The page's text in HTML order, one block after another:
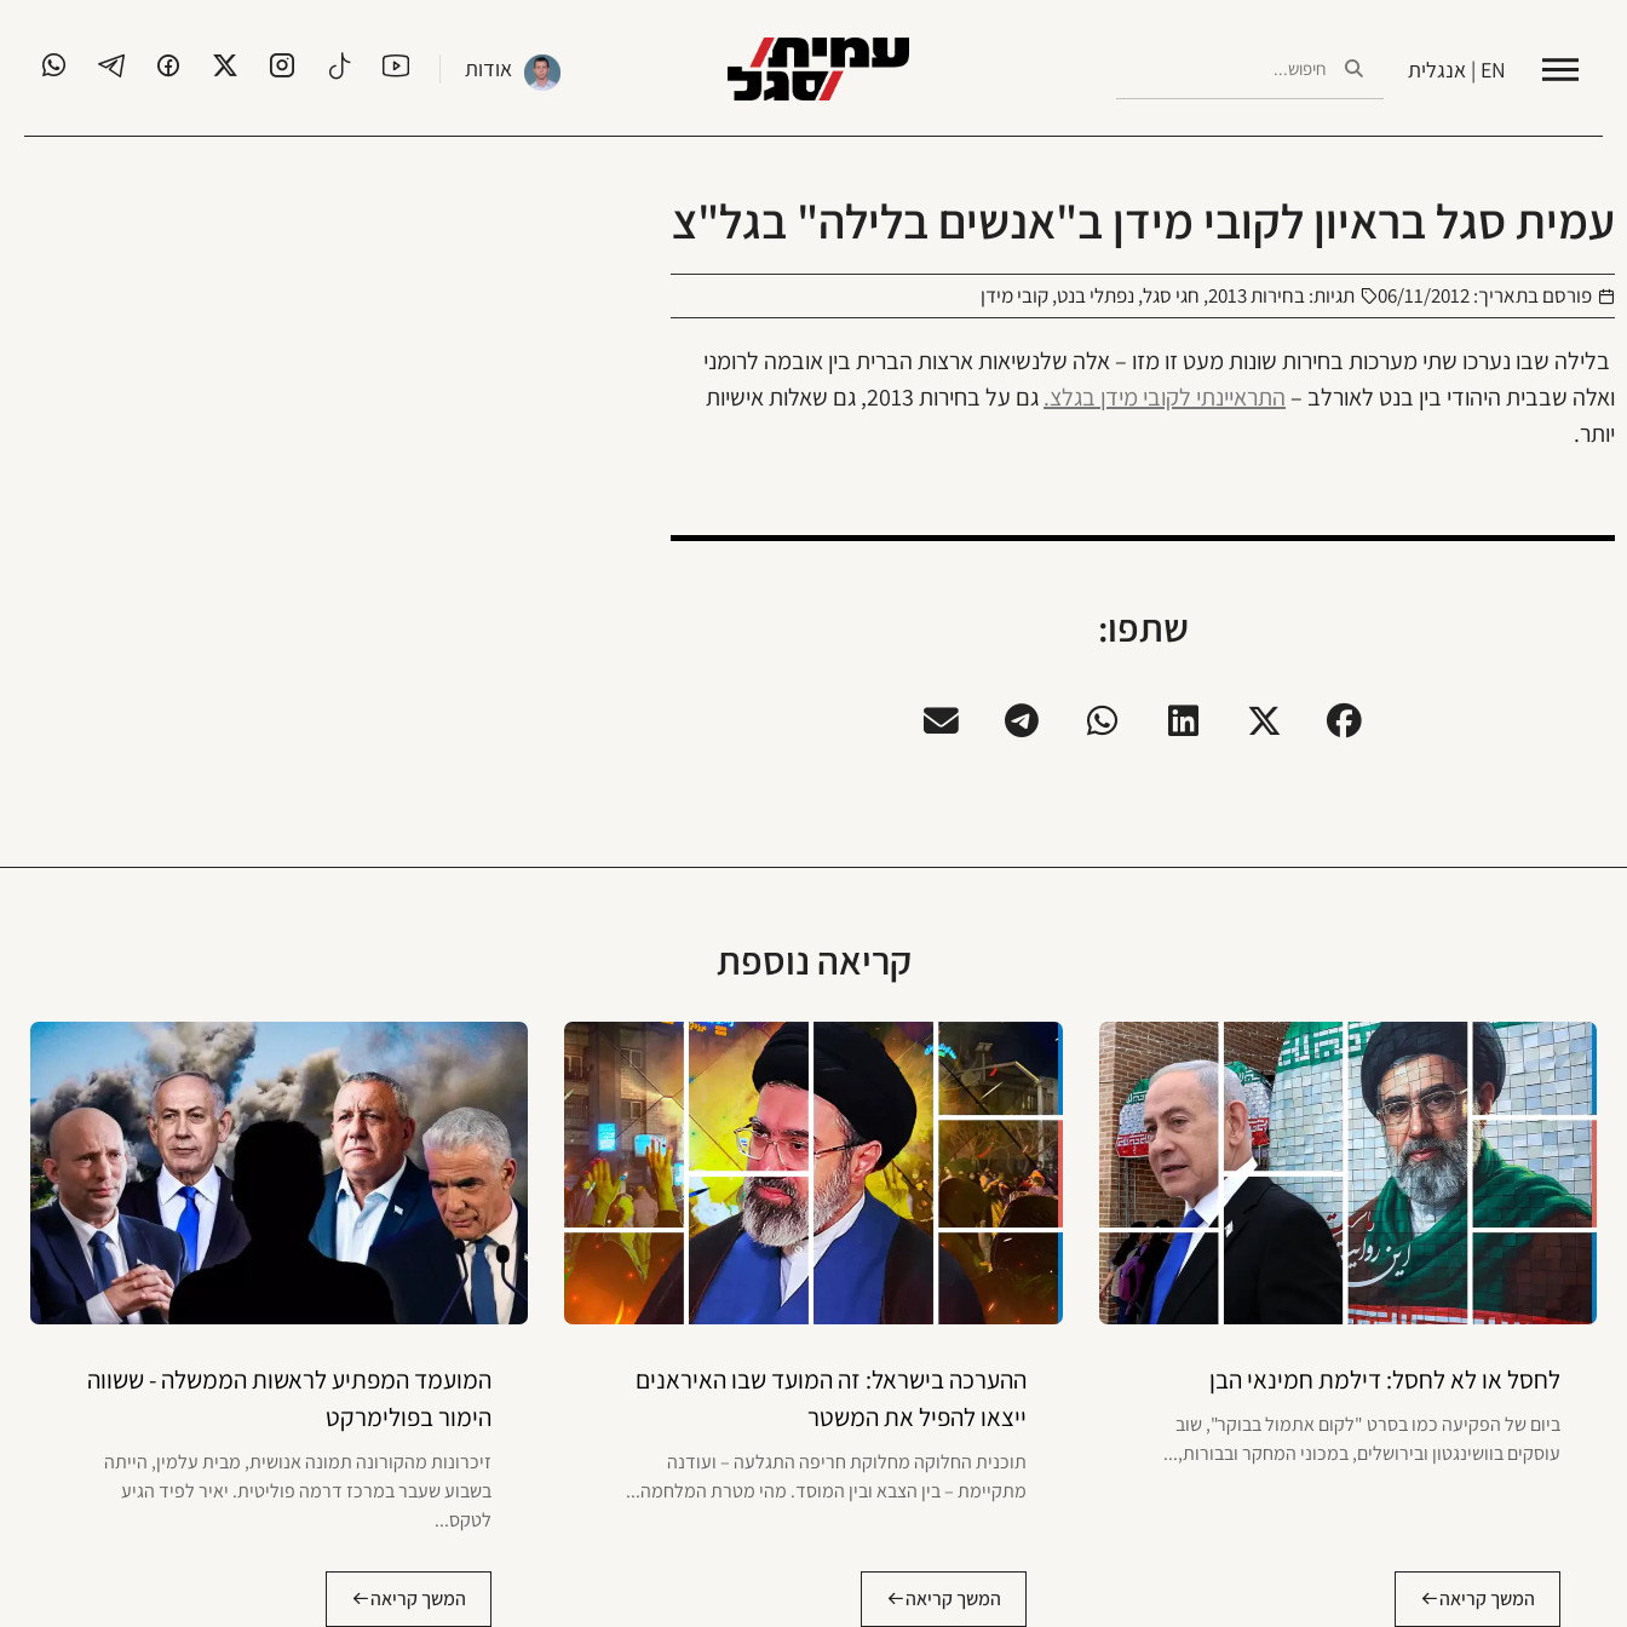
EN | אנגלית אודות
עמית סגל בראיון לקובי מידן ב"אנשים בלילה" בגל"צ
פורסם בתאריך:06/11/2012 תגיות:בחירות 2013 , חגי סגל, נפתלי בנט,קובי מידן
בלילה שבו נערכו שתי מערכות בחירות שונות מעט זו מזו – אלה שלנשיאות ארצות הברית בין אובמה לרומני
ואלה שבבית היהודי בין בנט לאורלב – התראיינתי לקובי מידן בגלצ.
גם על בחירות 2013, גם שאלות אישיות
יותר.
שתפו:
קריאה נוספת
לחסל או לא לחסל: דילמת חמינאי הבן
ביום של הפקיעה כמו בסרט "לקום אתמול בבוקר", שוב
עוסקים בוושינגטון ובירושלים, במכוני המחקר ובבורות,...
המשך קריאה
ההערכה בישראל: זה המועד שבו האיראנים
ייצאו להפיל את המשטר
תוכנית החלוקה מחלוקת חריפה התגלעה – ועודנה
מתקיימת – בין הצבא ובין המוסד. מהי מטרת המלחמה...
המשך קריאה
המועמד המפתיע לראשות הממשלה - ששווה
הימור בפולימרקט
זיכרונות מהקורונה תמונה אנושית, מבית עלמין, הייתה
בשבוע שעבר במרכז דרמה פוליטית. יאיר לפיד הגיע
לטקס...
המשך קריאה